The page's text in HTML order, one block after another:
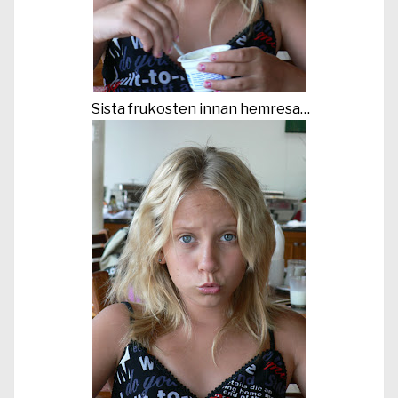
Sista frukosten innan hemresa…